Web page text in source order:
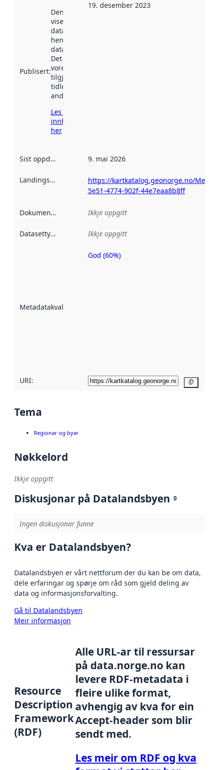
Publisert:
Denne datoen
viser når
datasettet vart
henta inn av
data.norge.no.
Det kan ha
vore
tilgjengeleg
tidlegare
andre stader.
Les meir om
innhenting
her
19. desember 2023
Sist oppdatert 9. mai 2026
Landingsside
https://kartkatalog.geonorge.no/
5e51-4774-902f-44e7eaa8b8ff
Dokumentasjon Ikkje oppgitt
Datasettype Ikkje oppgitt
Metadatakvalitet
Metadatakvalitet
God (60%)
URI:
Tema
Regionar og byar
Nøkkelord
Ikkje oppgitt
Diskusjonar på Datalandsbyen 0
Ingen diskusjonar funne
Kva er Datalandsbyen?
Datalandsbyen er vårt nettforum der du kan be om data,
dele erfaringar og spørje om råd som gjeld deling av
data og informasjonsforvalting.
Gå til Datalandsbyen
Meir informasjon
Resource
Description
Framework
(RDF)
Alle URL-ar til ressursar
på data.norge.no kan
levere RDF-metadata i
fleire ulike format,
avhengig av kva for ein
Accept-header som blir
sendt med.
Les meir om RDF og kva